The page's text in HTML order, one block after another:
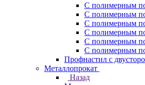
С полимерным
С полимерным
С полимерным
С полимерным
С полимерным
С полимерным
Профнастил с
Металлопрокат
Назад